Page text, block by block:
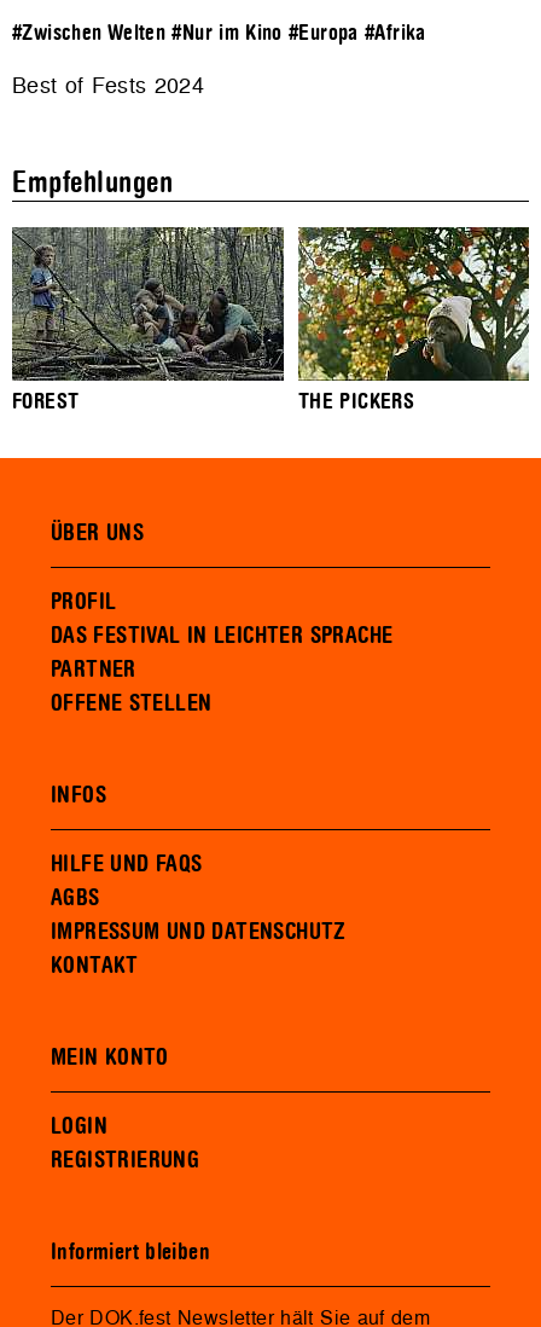
#Zwischen Welten #Nur im Kino #Europa #Afrika
Best of Fests 2024
Empfehlungen
FOREST THE PICKERS
ÜBER UNS
PROFIL
DAS FESTIVAL IN LEICHTER SPRACHE
PARTNER
OFFENE STELLEN
INFOS
HILFE UND FAQS
AGBS
IMPRESSUM UND DATENSCHUTZ
KONTAKT
MEIN KONTO
LOGIN
REGISTRIERUNG
Informiert bleiben
Der DOK.fest Newsletter hält Sie auf dem